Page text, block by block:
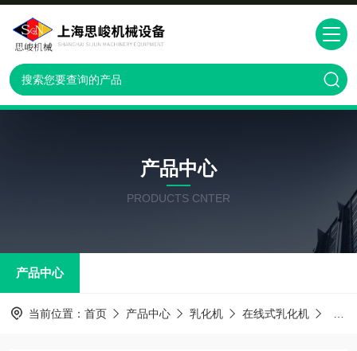
产品中心
PRODUCTS CNTER
产品中心
当前位置： 首页 产品中心 乳化机 在线式乳化机